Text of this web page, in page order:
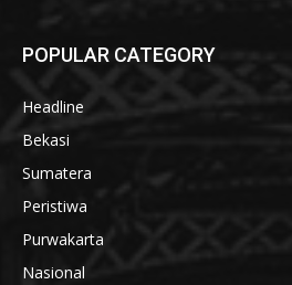
POPULAR CATEGORY
Headline
Bekasi
Sumatera
Peristiwa
Purwakarta
Nasional